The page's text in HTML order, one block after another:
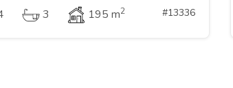
3 195 m2 #13336